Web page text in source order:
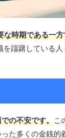
時期である一
躊躇している
の不安です。こ
た多くの金銭的